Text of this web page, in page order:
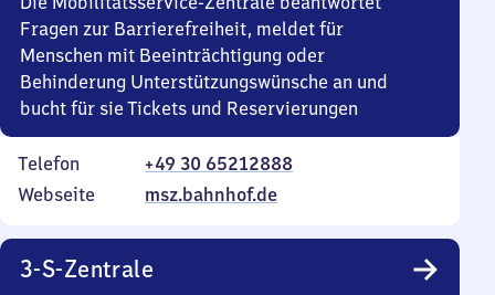
Fragen zur Barrierefreiheit, meldet für
Menschen mit Beeinträchtigung oder
Behinderung Unterstützungswünsche an und
bucht für sie Tickets und Reservierungen
Telefon
+49 30 65212888
Webseite
msz.bahnhof.de
3-S-Zentrale